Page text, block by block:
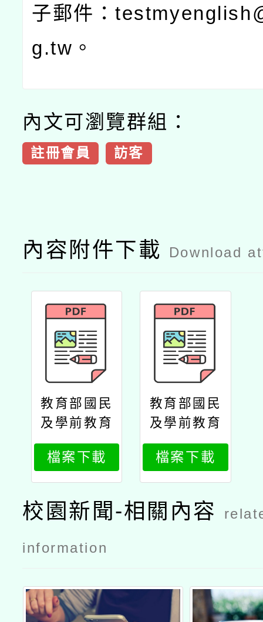
子郵件：
g.tw 。
內文可瀏覽群組：
註冊會員 訪客
內容附件下載 Download
教育部國民
及學前教育
署（以下簡
稱國教署）
辦理「113
學年度英語
自主檢測系
統教師與家
檔案下載
教育部國民
及學前教育
署（以下簡
稱國教署）
辦理「113
學年度英語
自主檢測系
畫
檔案下載
校園新聞-相關內容
information